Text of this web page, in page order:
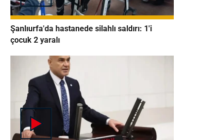
Şanlıurfa'da hastanede silahlı saldırı: 1'i
çocuk 2 yaralı